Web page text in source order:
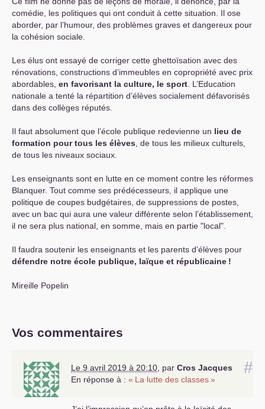
comédie, les politiques qui ont conduit à cette situation. Il ose
aborder, par l’humour, des problèmes graves et dangereux pour
la cohésion sociale.
Les élus ont essayé de corriger cette ghettoïsation avec des
rénovations, constructions d’immeubles en copropriété avec prix
abordables, en favorisant la culture, le sport . L’Education
nationale a tenté la répartition d’élèves socialement défavorisés
dans des collèges réputés.
Il faut absolument que l’école publique redevienne un lieu de
formation pour tous les élèves , de tous les milieux culturels,
de tous les niveaux sociaux.
Les enseignants sont en lutte en ce moment contre les réformes
Blanquer. Tout comme ses prédécesseurs, il applique une
politique de coupes budgétaires, de suppressions de postes,
avec un bac qui aura une valeur différente selon l’établissement,
il ne sera plus national, en somme, mais en partie "local".
Il faudra soutenir les enseignants et les parents d’élèves pour
défendre notre école publique, laïque et républicaine !
Mireille Popelin
Vos commentaires
#
Le 9 avril 2019 à 20:10 par Cros Jacques
En réponse à : « La lutte des classes»